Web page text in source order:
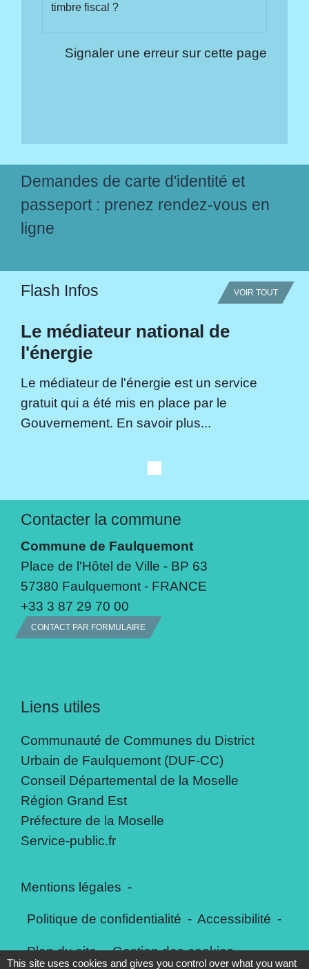
timbre fiscal ?
Signaler une erreur sur cette page
Demandes de carte d'identité et
passeport : prenez rendez-vous en
ligne
Flash Infos VOIR TOUT
Le médiateur national de
l'énergie
Le médiateur de l'énergie est un service
gratuit qui a été mis en place par le
Gouvernement. En savoir plus...
Contacter la commune
Commune de Faulquemont
Place de l'Hôtel de Ville - BP 63
57380 Faulquemont - FRANCE
+33 3 87 29 70 00
CONTACT PAR FORMULAIRE
Liens utiles
Communauté de Communes du District
Urbain de Faulquemont (DUF-CC)
Conseil Départemental de la Moselle
Région Grand Est
Préfecture de la Moselle
Service-public.fr
Mentions légales -
Politique de confidentialité - Accessibilité -
Plan du site - Gestion des cookies
This site uses cookies and gives you control over what you want